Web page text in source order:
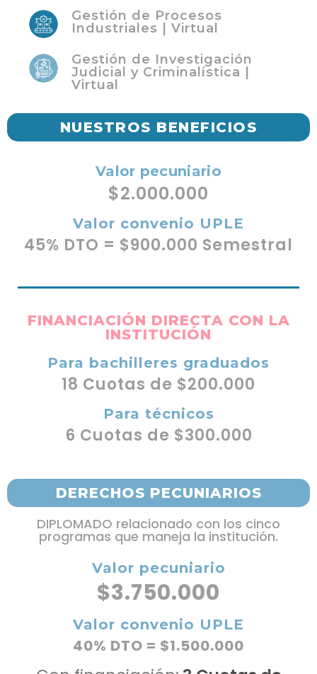
Gestión de Procesos
Industriales | Virtual
Gestión de Investigación
Judicial y Criminalística |
Virtual
NUESTROS BENEFICIOS
Valor pecuniario
$2.000.000
Valor convenio UPLE
45% DTO = $900.000 Semestral
FINANCIACIÓN DIRECTA CON LA
INSTITUCIÓN
Para bachilleres graduados
18 Cuotas de $200.000
Para técnicos
6 Cuotas de $300.000
DERECHOS PECUNIARIOS
DIPLOMADO relacionado con los cinco
programas que maneja la institución.
Valor pecuniario
$3.750.000
Valor convenio UPLE
40% DTO = $1.500.000